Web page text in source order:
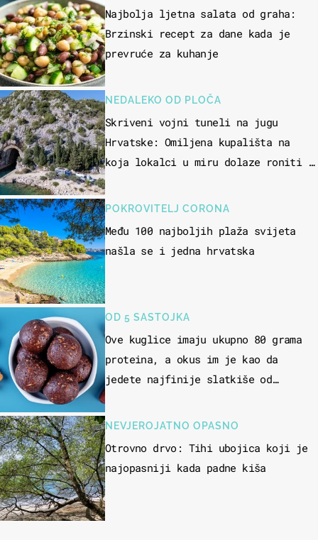
Najbolja ljetna salata od graha:
Brzinski recept za dane kada je
prevruće za kuhanje
NEDALEKO OD PLOČA
Skriveni vojni tuneli na jugu
Hrvatske: Omiljena kupališta na
koja lokalci u miru dolaze roniti i
POKROVITELJ CORONA
Među 100 najboljih plaža svijeta
našla se i jedna hrvatska
OD 5 SASTOJKA
Ove kuglice imaju ukupno 80 grama
proteina, a okus im je kao da
jedete najfinije slatkiše od
NEVJEROJATNO OPASNO
Otrovno drvo: Tihi ubojica koji je
najopasniji kada padne kiša